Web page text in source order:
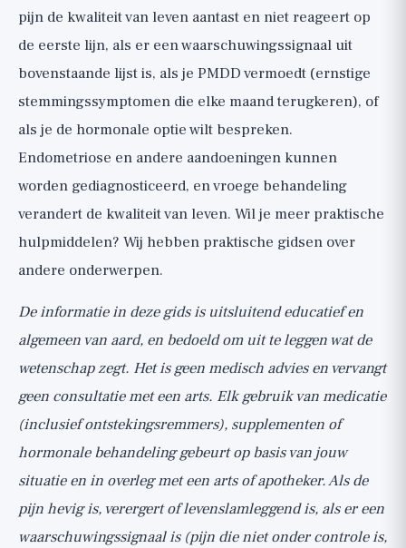
pijn de kwaliteit van leven aantast en niet reageert op
de eerste lijn, als er een waarschuwingssignaal uit
bovenstaande lijst is, als je PMDD vermoedt (ernstige
stemmingssymptomen die elke maand terugkeren), of
als je de hormonale optie wilt bespreken.
Endometriose en andere aandoeningen kunnen
worden gediagnosticeerd, en vroege behandeling
verandert de kwaliteit van leven. Wil je meer praktische
hulpmiddelen? Wij hebben praktische gidsen over
andere onderwerpen.
De informatie in deze gids is uitsluitend educatief en
algemeen van aard, en bedoeld om uit te leggen wat de
wetenschap zegt. Het is geen medisch advies en vervangt
geen consultatie met een arts. Elk gebruik van medicatie
(inclusief ontstekingsremmers), supplementen of
hormonale behandeling gebeurt op basis van jouw
situatie en in overleg met een arts of apotheker. Als de
pijn hevig is, verergert of levenslamleggend is, als er een
waarschuwingssignaal is (pijn die niet onder controle is,